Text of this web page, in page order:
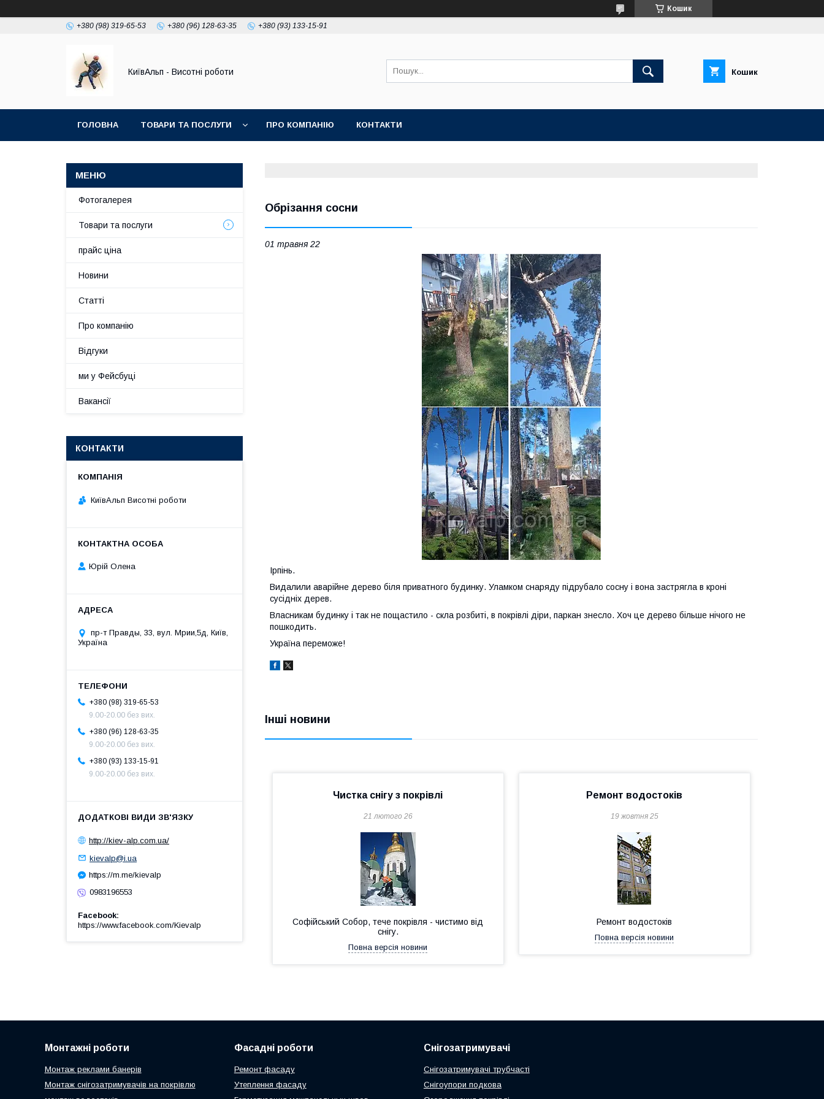
Кошик
+380 (98) 319-65-53 +380 (96) 128-63-35 +380 (93) 133-15-91
КиївАльп - Висотні роботи Кошик
ГОЛОВНА ТОВАРИ ТА ПОСЛУГИ ПРО КОМПАНІЮ КОНТАКТИ
Обрізання сосни
01 травня 22
Ірпінь.
Видалили аварійне дерево біля приватного будинку. Уламком снаряду підрубало сосну і вона застрягла в кроні
сусідніх дерев.
Власникам будинку і так не пощастило - скла розбиті, в покрівлі діри, паркан знесло. Хоч це дерево більше нічого не
пошкодить.
Україна переможе!
Інші новини
Чистка снігу з покрівлі
21 лютого 26
Софійський Собор, тече покрівля - чистимо від
снігу.
Повна версія новини
Ремонт водостоків
19 жовтня 25
Ремонт водостоків
Повна версія новини
Фотогалерея
Товари та послуги
прайс ціна
Новини
Статті
Про компанію
Відгуки
ми у Фейсбуці
Вакансії
КОНТАКТИ
КиївАльп Висотні роботи
Юрій Олена
пр-т Правды, 33, вул. Мрии,5д, Київ,
Україна
+380 (98) 319-65-53
9.00-20.00 без вих.
+380 (96) 128-63-35
9.00-20.00 без вих.
+380 (93) 133-15-91
9.00-20.00 без вих.
http://kiev-alp.com.ua/
kievalp@i.ua
https://m.me/kievalp
0983196553
Facebook
https://www.facebook.com/Kievalp
Монтажні роботи
Монтаж реклами банерів
Монтаж снігозатримувачів на покрівлю
Фасадні роботи
Ремонт фасаду
Утеплення фасаду
Снігозатримувачі
Снігозатримувачі трубчасті
Снігоупори подкова